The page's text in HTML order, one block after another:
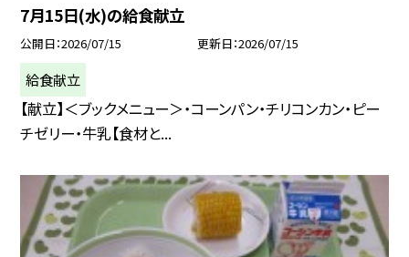
7月15日(水)の給食献立
公開日 2026/07/15 更新日 2026/07/15
給食献立
【献立】＜ブックメニュー＞・コーンパン・チリコンカン・ピー
チゼリー・牛乳【食材と...